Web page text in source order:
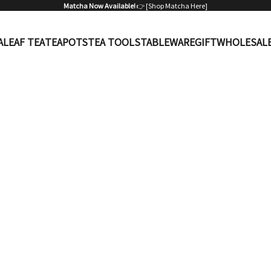
Matcha Now Available!👉 [Shop Matcha Here]
LEAF TEATEAPOTSTEA TOOLSTABLEWAREGIFT